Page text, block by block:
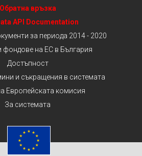
Обратна връзка
API Documentation
за периода 2014 - 2020
фондове на ЕС в България
Достъпност
и съкращения в системата
Европейската комисия
За системата